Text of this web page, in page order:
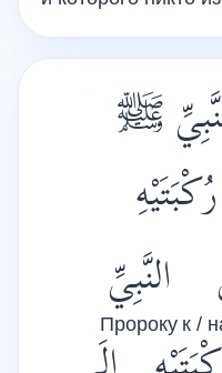
ﷺ
к /
النَّبِيِّ
Пророку